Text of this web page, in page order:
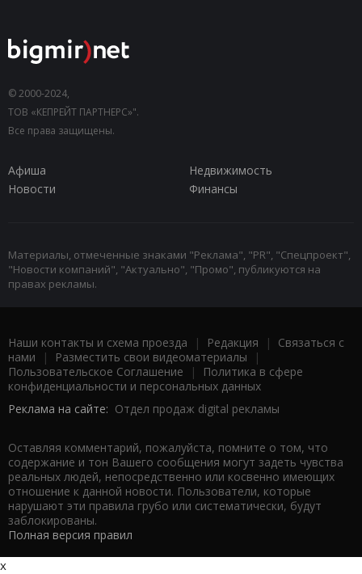
© 2000-2024,
ТОВ «КЕПРЕЙТ ПАРТНЕРС»".
Все права защищены.
Афиша
Недвижимость
Новости
Финансы
Материалы, отмеченные знаками "Реклама", "PR", "Спецпроект",
"Новости компаний", "Актуально", "Промо", публикуются на
правах рекламы.
Наши контакты и схема проезда | Редакция | Связаться с
нами | Разместить свои видеоматериалы |
Пользовательское Соглашение |
Политика в сфере
конфиденциальности и персональных данных
Реклама на сайте: Отдел продаж digital рекламы
Оставляя комментарий, пожалуйста, помните о том, что
содержание и тон Вашего сообщения могут задеть чувства
реальных людей, непосредственно или косвенно имеющих
отношение к данной новости. Пользователи, которые
нарушают эти правила грубо или систематически, будут
заблокированы.
Полная версия правил
x